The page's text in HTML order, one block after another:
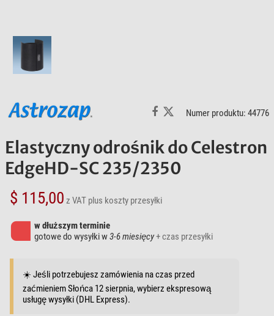
Numer produktu: 44776
Elastyczny odrośnik do Celestron
EdgeHD-SC 235/2350
$ 115,00 z VAT plus koszty przesyłki
w dłuższym terminie
gotowe do wysyłki w3-6 miesięcy+ czas przesyłki
☀️ Jeśli potrzebujesz zamówienia na czas przed
zaćmieniem Słońca 12 sierpnia, wybierz ekspresową
usługę wysyłki (DHL Express).